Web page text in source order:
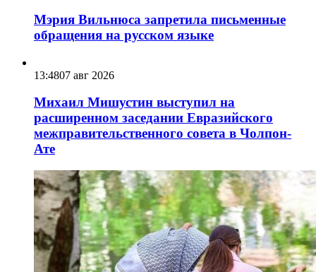
Мэрия Вильнюса запретила письменные
обращения на русском языке
13:4807 авг 2026
Михаил Мишустин выступил на
расширенном заседании Евразийского
межправительственного совета в Чолпон-
Ате